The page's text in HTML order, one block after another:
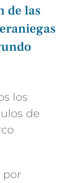
de las
los
de
por